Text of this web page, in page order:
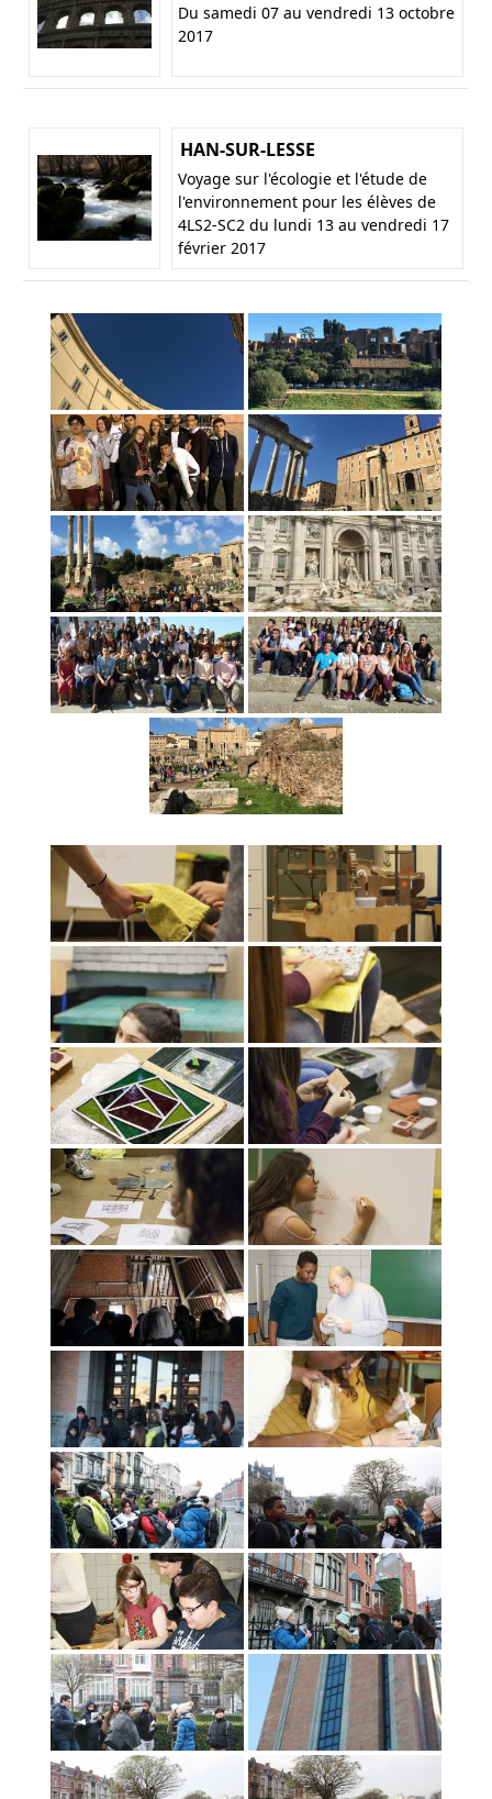
Du samedi 07 au vendredi 13 octobre
2017
HAN-SUR-LESSE
Voyage sur l'écologie et l'étude de
l'environnement pour les élèves de
4LS2-SC2 du lundi 13 au vendredi 17
février 2017